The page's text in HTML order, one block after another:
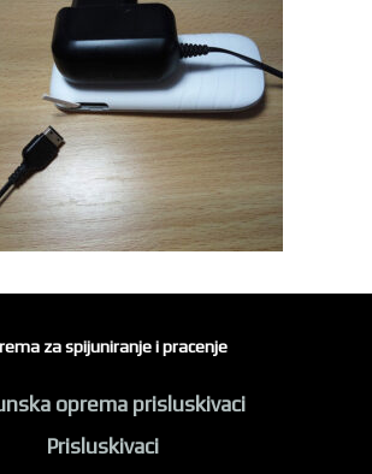
za spijuniranje i pracenje
oprema prisluskivaci
Prisluskivaci